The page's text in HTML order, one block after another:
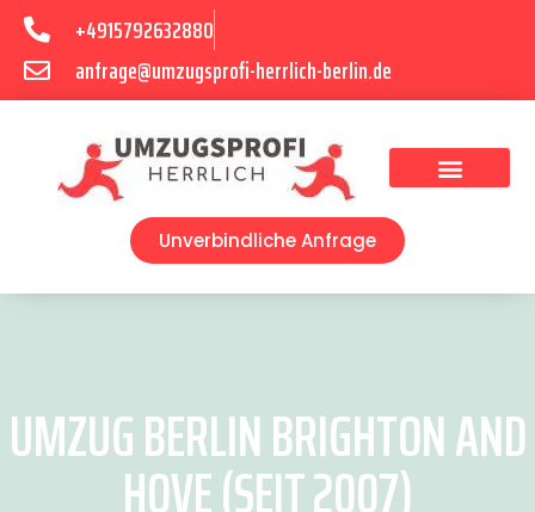
+4915792632880
anfrage@umzugsprofi-herrlich-berlin.de
Unverbindliche Anfrage
UMZUG BERLIN BRIGHTON AND
HOVE (SEIT 2007)